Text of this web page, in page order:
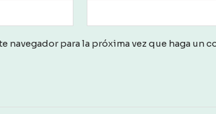
para la próxima vez que haga un